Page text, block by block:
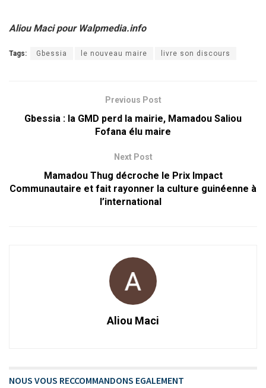
Aliou Maci pour Walpmedia.info
Tags: Gbessia le nouveau maire livre son discours
Previous Post
Gbessia : la GMD perd la mairie, Mamadou Saliou
Fofana élu maire
Next Post
Mamadou Thug décroche le Prix Impact
Communautaire et fait rayonner la culture guinéenne à
l’international
Aliou Maci
NOUS VOUS RECCOMMANDONS EGALEMENT